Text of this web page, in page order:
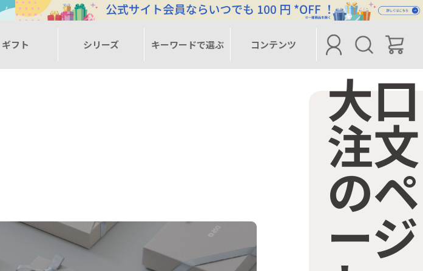
ギフト シリーズ キーワードで選ぶ コンテンツ
ギフト シリーズ キーワードで選ぶ コンテンツ
大口
注文
のペ
ージ